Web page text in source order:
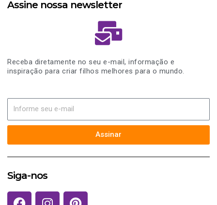
Assine nossa newsletter
Receba diretamente no seu e-mail, informação e
inspiração para criar filhos melhores para o mundo.
Assinar
Siga-nos
F
I
P